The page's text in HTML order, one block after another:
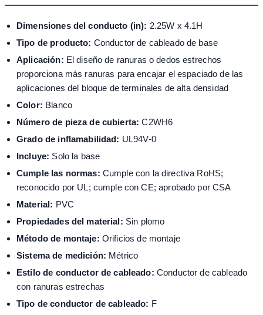
Dimensiones del conducto (in): 2.25W x 4.1H
Tipo de producto: Conductor de cableado de base
Aplicación: El diseño de ranuras o dedos estrechos
proporciona más ranuras para encajar el espaciado de las
aplicaciones del bloque de terminales de alta densidad
Color: Blanco
Número de pieza de cubierta: C2WH6
Grado de inflamabilidad: UL94V-0
Incluye: Solo la base
Cumple las normas: Cumple con la directiva RoHS;
reconocido por UL; cumple con CE; aprobado por CSA
Material: PVC
Propiedades del material: Sin plomo
Método de montaje: Orificios de montaje
Sistema de medición: Métrico
Estilo de conductor de cableado: Conductor de cableado
con ranuras estrechas
Tipo de conductor de cableado: F